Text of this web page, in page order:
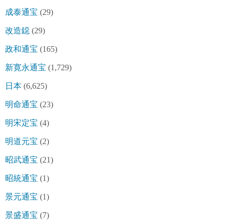
成泰通宝 (29)
改造鐚 (29)
政和通宝 (165)
新寛永通宝 (1,729)
日本 (6,625)
明命通宝 (23)
明宋定宝 (4)
明道元宝 (2)
昭武通宝 (21)
昭統通宝 (1)
景元通宝 (1)
景盛通宝 (7)